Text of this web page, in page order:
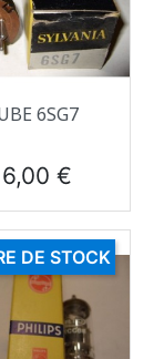
6SG7
€
DE STOCK